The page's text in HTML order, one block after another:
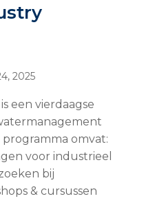
2025
een vierdaagse
omvat:
voor industrieel
bij
& cursussen